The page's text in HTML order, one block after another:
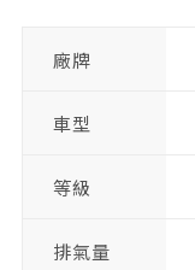
廠牌
車型
等級
排氣量